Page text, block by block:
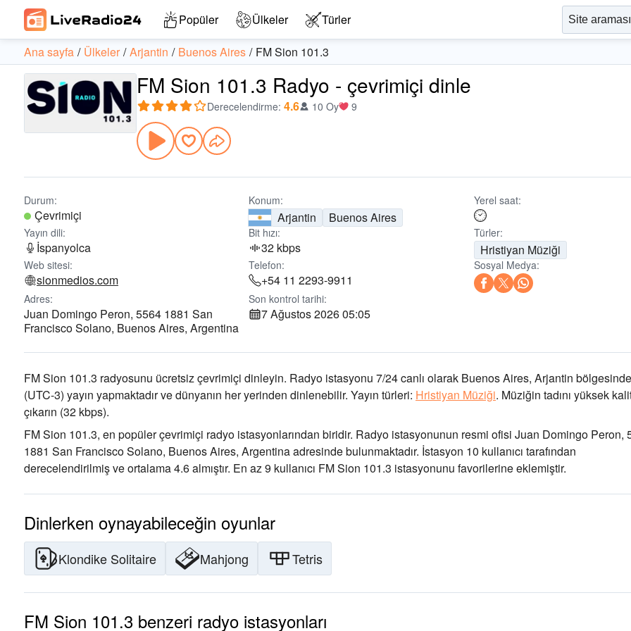
Popüler Ülkeler Türler
Ana sayfa Ülkeler Arjantin Buenos Aires FM Sion 101.3
FM Sion 101.3 Radyo - çevrimiçi dinle
Derecelendirme: 4.6 10 Oy 9
Durum:
Çevrimiçi
Konum:
Arjantin Buenos Aires
Yerel saat:
Yayın dili:
İspanyolca
Bit hızı:
32 kbps
Türler:
Hristiyan Müziği
Web sitesi:
sionmedios.com
Telefon:
+54 11 2293-9911
Sosyal Medya:
Adres:
Juan Domingo Peron, 5564 1881 San
Francisco Solano, Buenos Aires, Argentina
Son kontrol tarihi:
7 Ağustos 2026 05:05
FM Sion 101.3 radyosunu ücretsiz çevrimiçi dinleyin. Radyo istasyonu 7/24 canlı olarak Buenos Aires, Arjantin bölgesinde
(UTC-3) yayın yapmaktadır ve dünyanın her yerinden dinlenebilir. Yayın türleri: Hristiyan Müziği. Müziğin tadını yüksek
çıkarın (32 kbps).
FM Sion 101.3, en popüler çevrimiçi radyo istasyonlarından biridir. Radyo istasyonunun resmi ofisi Juan Domingo Peron,
1881 San Francisco Solano, Buenos Aires, Argentina adresinde bulunmaktadır. İstasyon 10 kullanıcı tarafından
derecelendirilmiş ve ortalama 4.6 almıştır. En az 9 kullanıcı FM Sion 101.3 istasyonunu favorilerine eklemiştir.
Dinlerken oynayabileceğin oyunlar
Klondike Solitaire Mahjong Tetris
FM Sion 101.3 benzeri radyo istasyonları